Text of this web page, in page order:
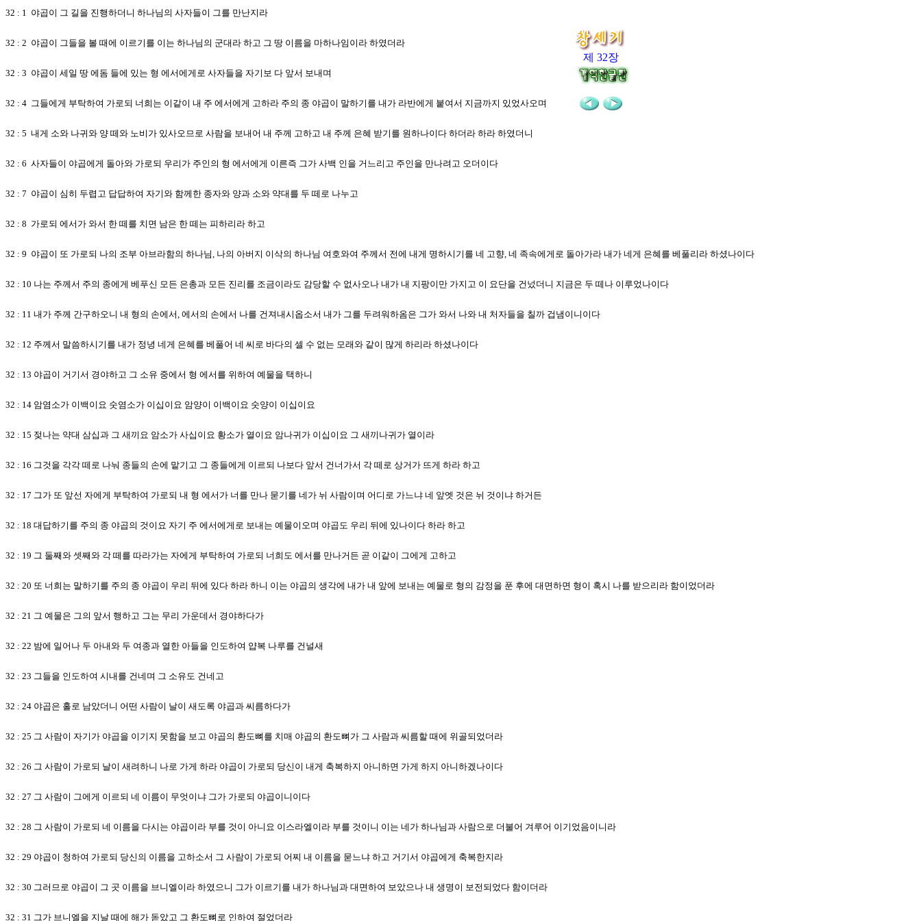
제 32장
32 : 1 야곱이 그 길을 진행하더니 하나님의 사자들이 그를 만난지라
32 : 2 야곱이 그들을 볼 때에 이르기를 이는 하나님의 군대라 하고 그 땅 이름을 마하나임이라 하였더라
32 : 3 야곱이 세일 땅 에돔 들에 있는 형 에서에게로 사자들을 자기보 다 앞서 보내며
32 : 4 그들에게 부탁하여 가로되 너희는 이같이 내 주 에서에게 고하라 주의 종 야곱이 말하기를 내가 라반에게 붙여서 지금까지 있었사오며
32 : 5 내게 소와 나귀와 양 떼와 노비가 있사오므로 사람을 보내어 내 주께 고하고 내 주께 은혜 받기를 원하나이다 하더라 하라 하였더니
32 : 6 사자들이 야곱에게 돌아와 가로되 우리가 주인의 형 에서에게 이른즉 그가 사백 인을 거느리고 주인을 만나려고 오더이다
32 : 7 야곱이 심히 두렵고 답답하여 자기와 함께한 종자와 양과 소와 약대를 두 떼로 나누고
32 : 8 가로되 에서가 와서 한 떼를 치면 남은 한 떼는 피하리라 하고
32 : 9 야곱이 또 가로되 나의 조부 아브라함의 하나님, 나의 아버지 이삭의 하나님 여호와여 주께서 전에 내게 명하시기를 네 고향, 네 족속에게로 돌아가라 내가 네게 은혜를 베풀리라 하셨나이다
32 : 10 나는 주께서 주의 종에게 베푸신 모든 은총과 모든 진리를 조금이라도 감당할 수 없사오나 내가 내 지팡이만 가지고 이 요단을 건넜더니 지금은 두 떼나 이루었나이다
32 : 11 내가 주께 간구하오니 내 형의 손에서, 에서의 손에서 나를 건져내시옵소서 내가 그를 두려워하옴은 그가 와서 나와 내 처자들을 칠까 겁냄이니이다
32 : 12 주께서 말씀하시기를 내가 정녕 네게 은혜를 베풀어 네 씨로 바다의 셀 수 없는 모래와 같이 많게 하리라 하셨나이다
32 : 13 야곱이 거기서 경야하고 그 소유 중에서 형 에서를 위하여 예물을 택하니
32 : 14 암염소가 이백이요 숫염소가 이십이요 암양이 이백이요 숫양이 이십이요
32 : 15 젖나는 약대 삼십과 그 새끼요 암소가 사십이요 황소가 열이요 암나귀가 이십이요 그 새끼나귀가 열이라
32 : 16 그것을 각각 떼로 나눠 종들의 손에 맡기고 그 종들에게 이르되 나보다 앞서 건너가서 각 떼로 상거가 뜨게 하라 하고
32 : 17 그가 또 앞선 자에게 부탁하여 가로되 내 형 에서가 너를 만나 묻기를 네가 뉘 사람이며 어디로 가느냐 네 앞엣 것은 뉘 것이냐 하거든
32 : 18 대답하기를 주의 종 야곱의 것이요 자기 주 에서에게로 보내는 예물이오며 야곱도 우리 뒤에 있나이다 하라 하고
32 : 19 그 둘째와 셋째와 각 떼를 따라가는 자에게 부탁하여 가로되 너희도 에서를 만나거든 곧 이같이 그에게 고하고
32 : 20 또 너희는 말하기를 주의 종 야곱이 우리 뒤에 있다 하라 하니 이는 야곱의 생각에 내가 내 앞에 보내는 예물로 형의 감정을 푼 후에 대면하면 형이 혹시 나를 받으리라 함이었더라
32 : 21 그 예물은 그의 앞서 행하고 그는 무리 가운데서 경야하다가
32 : 22 밤에 일어나 두 아내와 두 여종과 열한 아들을 인도하여 얍복 나루를 건널새
32 : 23 그들을 인도하여 시내를 건네며 그 소유도 건네고
32 : 24 야곱은 홀로 남았더니 어떤 사람이 날이 새도록 야곱과 씨름하다가
32 : 25 그 사람이 자기가 야곱을 이기지 못함을 보고 야곱의 환도뼈를 치매 야곱의 환도뼈가 그 사람과 씨름할 때에 위골되었더라
32 : 26 그 사람이 가로되 날이 새려하니 나로 가게 하라 야곱이 가로되 당신이 내게 축복하지 아니하면 가게 하지 아니하겠나이다
32 : 27 그 사람이 그에게 이르되 네 이름이 무엇이냐 그가 가로되 야곱이니이다
32 : 28 그 사람이 가로되 네 이름을 다시는 야곱이라 부를 것이 아니요 이스라엘이라 부를 것이니 이는 네가 하나님과 사람으로 더불어 겨루어 이기었음이니라
32 : 29 야곱이 청하여 가로되 당신의 이름을 고하소서 그 사람이 가로되 어찌 내 이름을 묻느냐 하고 거기서 야곱에게 축복한지라
32 : 30 그러므로 야곱이 그 곳 이름을 브니엘이라 하였으니 그가 이르기를 내가 하나님과 대면하여 보았으나 내 생명이 보전되었다 함이더라
32 : 31 그가 브니엘을 지날 때에 해가 돋았고 그 환도뼈로 인하여 절었더라